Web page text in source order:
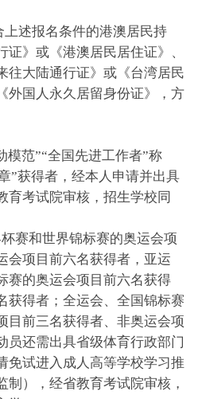
上述报名条件的港澳居民持
证》或《港澳居民居住证》、
往大陆通行证》或《台湾居民
外国人永久居留身份证》，方
模范”“全国先进工作者”称
”获得者，经本人申请并出具
育考试院审核，招生学校同
杯赛和世界锦标赛的奥运会项
会项目前六名获得者，亚运
赛的奥运会项目前六名获得
获得者；全运会、全国锦标赛
目前三名获得者、非奥运会项
员还需出具省级体育行政部门
免试进入成人高等学校学习推
制），经省教育考试院审核，